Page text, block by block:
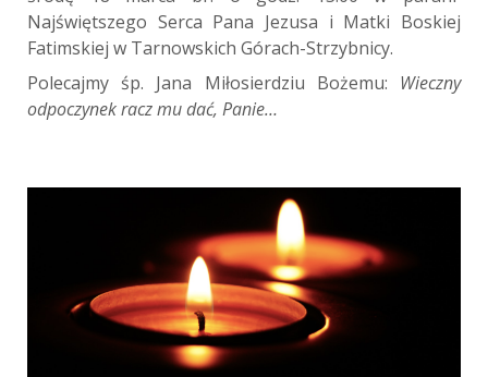
Najświętszego Serca Pana Jezusa i Matki Boskiej
Fatimskiej w Tarnowskich Górach-Strzybnicy.
Polecajmy śp. Jana Miłosierdziu Bożemu: Wieczny
odpoczynek racz mu dać, Panie…